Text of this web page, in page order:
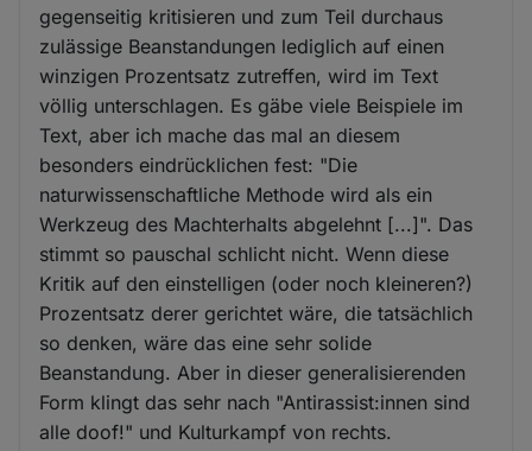
gegenseitig kritisieren und zum Teil durchaus
zulässige Beanstandungen lediglich auf einen
winzigen Prozentsatz zutreffen, wird im Text
völlig unterschlagen. Es gäbe viele Beispiele im
Text, aber ich mache das mal an diesem
besonders eindrücklichen fest: "Die
naturwissenschaftliche Methode wird als ein
Werkzeug des Machterhalts abgelehnt [...]". Das
stimmt so pauschal schlicht nicht. Wenn diese
Kritik auf den einstelligen (oder noch kleineren?)
Prozentsatz derer gerichtet wäre, die tatsächlich
so denken, wäre das eine sehr solide
Beanstandung. Aber in dieser generalisierenden
Form klingt das sehr nach "Antirassist:innen sind
alle doof!" und Kulturkampf von rechts.